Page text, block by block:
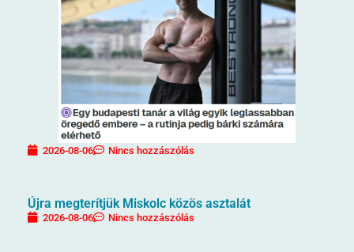
2026-08-06 Nincs hozzászólás
Újra megterítjük Miskolc közös asztalát
2026-08-06 Nincs hozzászólás